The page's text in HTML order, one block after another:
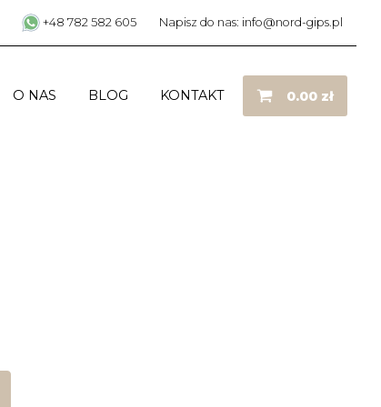
+48 782 582 605 Napisz do nas: info@nord-gips.pl
O NAS BLOG KONTAKT 0.00 zł